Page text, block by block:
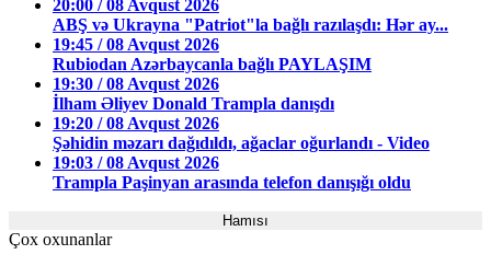
20:00 / 08 Avqust 2026
ABŞ və Ukrayna "Patriot"la bağlı razılaşdı: Hər ay...
19:45 / 08 Avqust 2026
Rubiodan Azərbaycanla bağlı PAYLAŞIM
19:30 / 08 Avqust 2026
İlham Əliyev Donald Trampla danışdı
19:20 / 08 Avqust 2026
Şəhidin məzarı dağıdıldı, ağaclar oğurlandı - Video
19:03 / 08 Avqust 2026
Trampla Paşinyan arasında telefon danışığı oldu
Hamısı
Çox oxunanlar